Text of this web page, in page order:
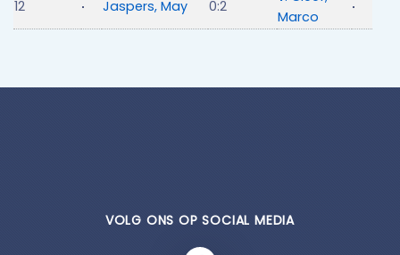
12
Jaspers, May 0:2
Marco
VOLG ONS OP SOCIAL MEDIA